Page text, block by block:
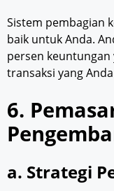
Sistem pembagian
baik untuk Anda.
persen
transaksi yang
6.
a. Strategi